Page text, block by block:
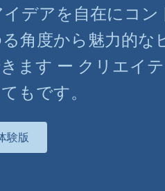
デアを自在にコン
角度から魅力的な
ます ー クリエイ
もです。
験版